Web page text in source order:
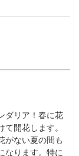
ダリア！春に花
開花します。
がない夏の間も
なります。特に